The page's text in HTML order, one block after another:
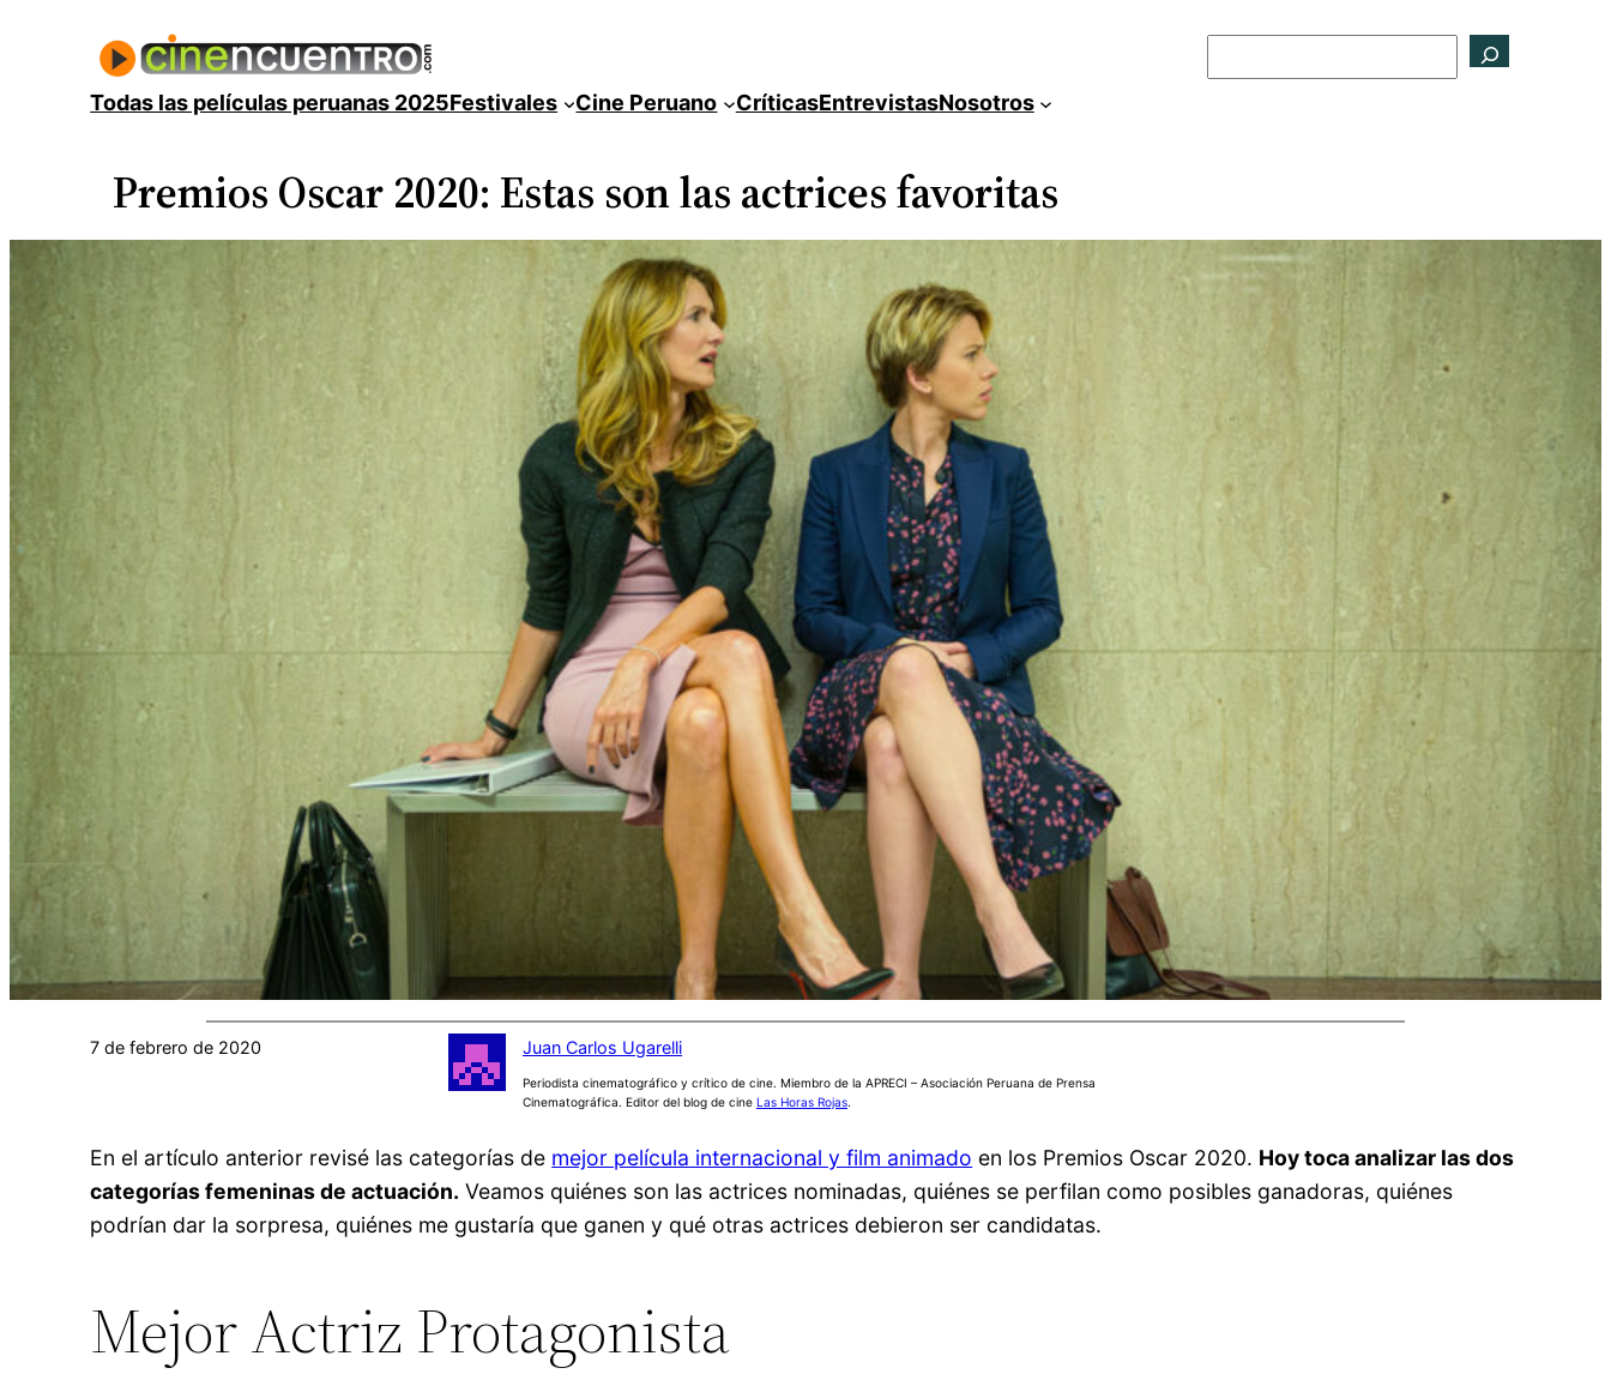
contenidoTodas las películas peruanas 2025Festivales Cine Peruano CríticasEntrevistasNosotros
Premios Oscar 2020: Estas son las actrices favoritas
7 de febrero de 2020 Juan Carlos Ugarelli
Periodista cinematográfico y crítico de cine. Miembro de la APRECI – Asociación Peruana de Prensa
Cinematográfica. Editor del blog de cine Las Horas Rojas.
En el artículo anterior revisé las categorías de mejor película internacional y film animado en los Premios Oscar 2020. Hoy toca analizar las dos
categorías femeninas de actuación. Veamos quiénes son las actrices nominadas, quiénes se perfilan como posibles ganadoras, quiénes
podrían dar la sorpresa, quiénes me gustaría que ganen y qué otras actrices debieron ser candidatas.
Mejor Actriz Protagonista